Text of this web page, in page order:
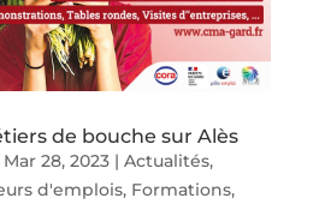
de bouche sur Alès
Mar 28, 2023| Actualités,
d'emplois, Formations,